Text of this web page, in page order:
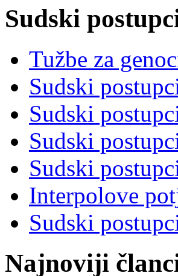
Sudski
Tužbe za
Sudski
Sudski
Sudski
Sudski
Interpolove
Sudski
Najnoviji